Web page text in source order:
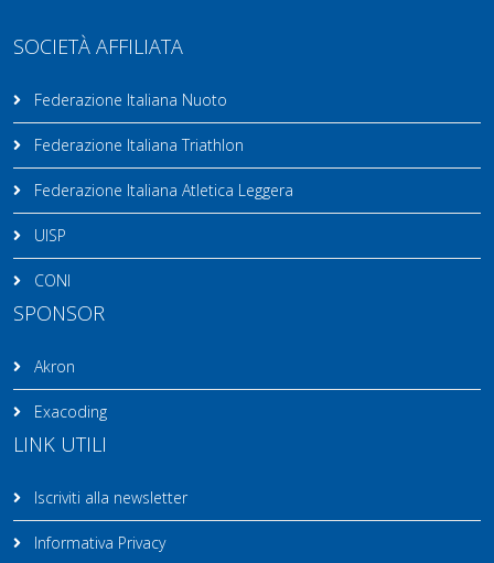
SOCIETÀ AFFILIATA
Federazione Italiana Nuoto
Federazione Italiana Triathlon
Federazione Italiana Atletica Leggera
UISP
CONI
SPONSOR
Akron
Exacoding
LINK UTILI
Iscriviti alla newsletter
Informativa Privacy